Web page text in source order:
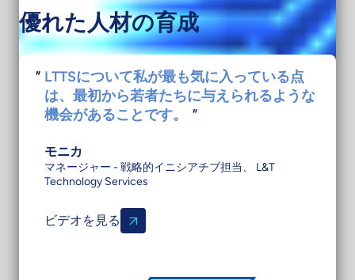
優れた人材の育成
LTTSについて私が最も気に入っている点
は、最初から若者たちに与えられるような
機会があることです。
"
モニカ
マネージャー - 戦略的イニシアチブ担当、 L&T
Technology Services
ビデオを見る